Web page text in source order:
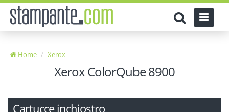
Home Xerox
Xerox ColorQube 8900
Cartucce inchiostro